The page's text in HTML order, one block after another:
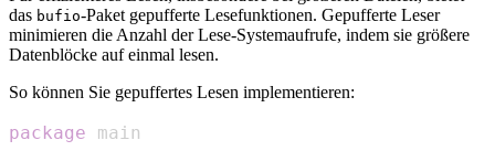
das bufio-Paket gepufferte Lesefunktionen. Gepufferte Leser
minimieren die Anzahl der Lese-Systemaufrufe, indem sie größere
Datenblöcke auf einmal lesen.
So können Sie gepuffertes Lesen implementieren:
package